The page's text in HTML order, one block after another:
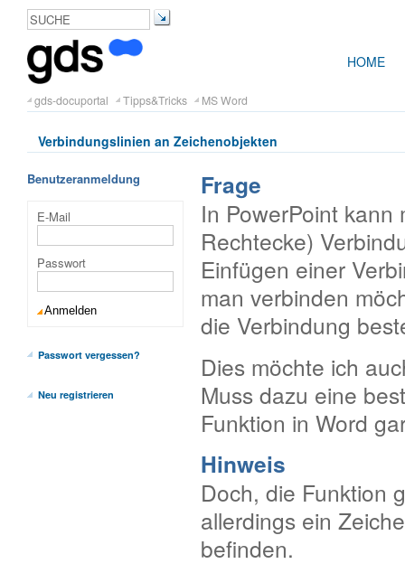
HOME
gds-docuportal Tipps&Tricks MS Word
Verbindungslinien an Zeichenobjekten
Benutzeranmeldung
E-Mail
Passwort
Passwort vergessen?
Neu registrieren
Frage
In PowerPoint
Rechtecke)
Einfügen einer
man verbinden
die Verbindung
Dies möchte ich
Muss dazu eine
Funktion in Word
Hinweis
Doch, die Funktion
allerdings ein
befinden.